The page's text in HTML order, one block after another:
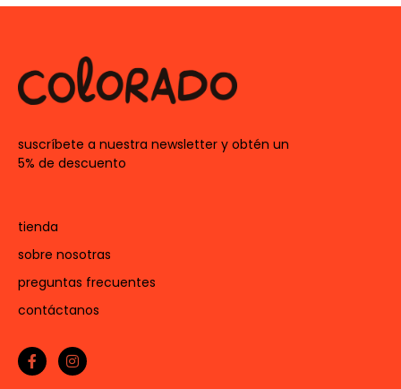
suscríbete a nuestra newsletter y obtén un
5% de descuento
tienda
sobre nosotras
preguntas frecuentes
contáctanos